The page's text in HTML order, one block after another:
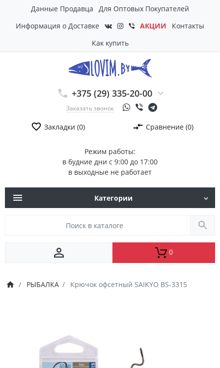
Данные Продавца
Для Оптовых Покупателей
Информация о Доставке
АКЦИИ
Контакты
Как купить
+375 (29) 335-20-00
Заказать звонок
Режим работы:
в будние дни с 9:00 до 17:00
в выходные не работает
Закладки (0) Сравнение (0)
Категории
0
РЫБАЛКА Крючок офсетный SAIKYO BS-3315